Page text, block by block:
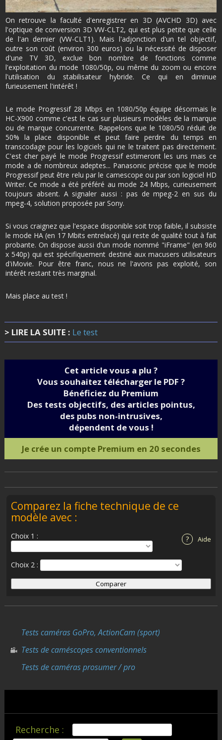
On retrouve la faculté d'enregistrer en 3D (AVCHD 3D) avec
l'optique de conversion 3D VW-CLT2, qui est plus petite que celle
de l'an dernier (VW-CLT1). Mais l'adjonction d'un tel objectif,
outre son coût (environ 300 euros) ou la nécessité de disposer
d'une TV 3D, exclue bon nombre de fonctions comme
l'exploitation du mode 1080/50p, ou même du zoom ou encore
l'utilisation du stabilisateur hybride. Ce qui en diminue
furieusement l'intérêt !
Le mode Progressif 28 Mbps en 1080/50p équipe désormais le
HC-X900 comme c'est le cas sur plusieurs modèles de la marque
ou de marque concurrente. Rappelons que le 1080/50 réduit de
50% la place disponible et peut faire perdre du temps en
transcodage pour les logiciels qui ne le traitent pas directement.
C'est cher payé le mode Progressif estimeront les uns mais ce
mode a de nombreux adeptes... Panasonic précise que le mode
Progressif peut être relu par le camescope ou par son logiciel HD
Writer. Ce mode a été préféré au mode 24 Mbps, curieusement
toujours absent. A signaler aussi : pas de mpeg-2 en sus du
mpeg-4, solution proposée par Sony.
Si vous craignez que l'espace disponible soit trop faible, il subsiste
le mode HA (en 17 Mbits entrelacé) qui reste de qualité tout à fait
probante. On dispose aussi d'un mode nommé "iFrame" (en 960
x 540p) qui est spécifiquement destiné aux macusers utilisateurs
d'iMovie. Pour être franc, nous ne l'avons pas exploité, son
intérêt restant très marginal.
Mais place au test !
> LIRE LA SUITE : Le test
Cet article vous a plu ?
Vous souhaitez télécharger le PDF ?
Bénéficiez du Premium
Des tests objectifs, des articles pointus,
des pubs non-intrusives,
dépendent de vous !
Je crée un compte Premium en 20 secondes
Comparez la fiche technique de ce
modèle avec :
? Aide
Choix 1 :
Choix 2 :
Tests caméras GoPro, ActionCam (sport)
Tests de caméscopes conventionnels
Tests de caméras prosumer / pro
Recherche :